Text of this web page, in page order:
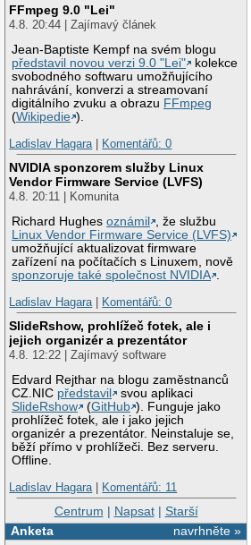
FFmpeg 9.0 "Lei"
4.8. 20:44 | Zajímavý článek
Jean-Baptiste Kempf na svém blogu
představil novou verzi 9.0 "Lei"
kolekce
svobodného softwaru umožňujícího
nahrávání, konverzi a streamovaní
digitálního zvuku a obrazu FFmpeg
(Wikipedie ).
Ladislav Hagara| Komentářů: 0
NVIDIA sponzorem služby Linux
Vendor Firmware Service (LVFS)
4.8. 20:11 | Komunita
Richard Hughesoznámil
, že službu
Linux Vendor Firmware Service (LVFS)
umožňující aktualizovat firmware
zařízení na počítačích s Linuxem, nově
sponzoruje také společnost NVIDIA .
Ladislav Hagara| Komentářů: 0
SlideRshow, prohlížeč fotek, ale i
jejich organizér a prezentátor
4.8. 12:22 | Zajímavý software
Edvard Rejthar na blogu zaměstnanců
CZ.NIC představil
svou aplikaci
SlideRshow
(GitHub ). Funguje jako
prohlížeč fotek, ale i jako jejich
organizér a prezentátor. Neinstaluje se,
běží přímo v prohlížeči. Bez serveru.
Offline.
Ladislav Hagara| Komentářů: 11
Centrum | Napsat| Starší
navrhněte »
Anketa